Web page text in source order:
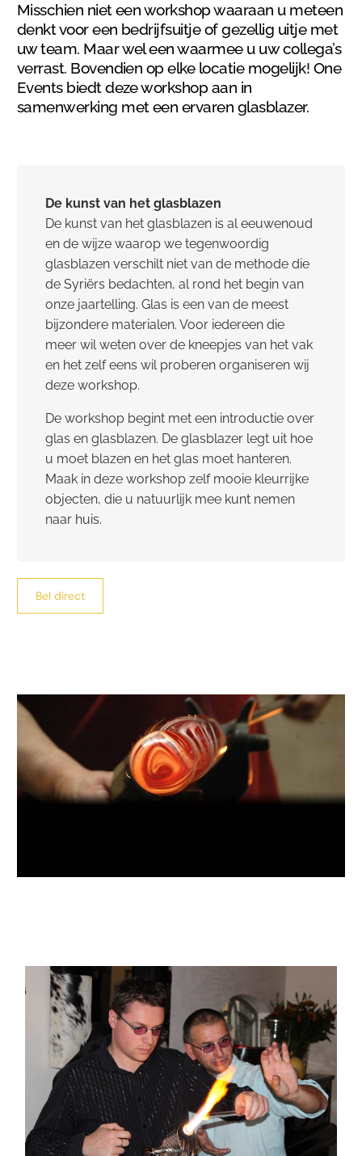
Misschien niet een workshop waaraan u meteen
denkt voor een bedrijfsuitje of gezellig uitje met
uw team. Maar wel een waarmee u uw collega’s
verrast. Bovendien op elke locatie mogelijk! One
Events biedt deze workshop aan in
samenwerking met een ervaren glasblazer.
De kunst van het glasblazen
De kunst van het glasblazen is al eeuwenoud
en de wijze waarop we tegenwoordig
glasblazen verschilt niet van de methode die
de Syriërs bedachten, al rond het begin van
onze jaartelling. Glas is een van de meest
bijzondere materialen. Voor iedereen die
meer wil weten over de kneepjes van het vak
en het zelf eens wil proberen organiseren wij
deze workshop.
De workshop begint met een introductie over
glas en glasblazen. De glasblazer legt uit hoe
u moet blazen en het glas moet hanteren.
Maak in deze workshop zelf mooie kleurrijke
objecten, die u natuurlijk mee kunt nemen
naar huis.
Bel direct